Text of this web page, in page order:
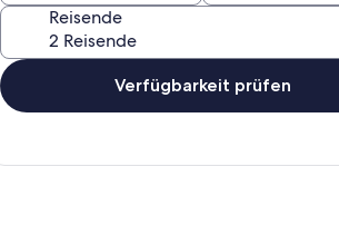
Reisende
Verfügbarkeit prüfen